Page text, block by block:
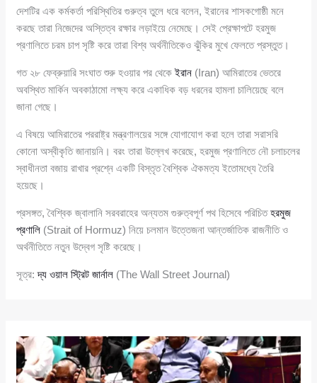
দেশটির এক কর্মকর্তা পরিস্থিতির গুরুত্ব তুলে ধরে বলেন, ইরানের শাসকগোষ্ঠী মনে
করছে তারা নিজেদের অস্তিত্ব রক্ষার লড়াইয়ে নেমেছে। সেই প্রেক্ষাপটে হরমুজ
প্রণালিতে চরম চাপ সৃষ্টি করে তারা বিশ্ব অর্থনীতিকেও ঝুঁকির মুখে ফেলতে প্রস্তুত।
গত ২৮ ফেব্রুয়ারি সংঘাত শুরু হওয়ার পর থেকেইরান (Iran) আমিরাতের ভেতরে
অবস্থিত মার্কিন অবকাঠামো লক্ষ্য করে একাধিক বড় ধরনের হামলা চালিয়েছে বলে
জানা গেছে।
এ বিষয়ে আমিরাতের পররাষ্ট্র মন্ত্রণালয়ের সঙ্গে যোগাযোগ করা হলে তারা সরাসরি
কোনো অস্বীকৃতি জানায়নি। বরং তারা উল্লেখ করেছে, হরমুজ প্রণালিতে নৌ চলাচলের
স্বাধীনতা বজায় রাখার প্রশ্নে একটি বিস্তৃত বৈশ্বিক ঐকমত্য ইতোমধ্যে তৈরি
হয়েছে।
প্রসঙ্গত, বৈশ্বিক জ্বালানি সরবরাহের অন্যতম গুরুত্বপূর্ণ পথ হিসেবে পরিচিতহরমুজ
প্রণালি (Strait of Hormuz) নিয়ে চলমান উত্তেজনা আন্তর্জাতিক রাজনীতি ও
অর্থনীতিতে নতুন উদ্বেগ সৃষ্টি করেছে।
সূত্র:দ্য ওয়াল স্ট্রিট জার্নাল (The Wall Street Journal)